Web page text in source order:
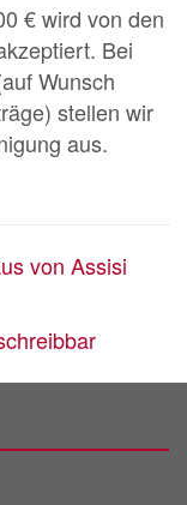
€ wird von den
Bei
Wunsch
stellen wir
aus.
von Assisi